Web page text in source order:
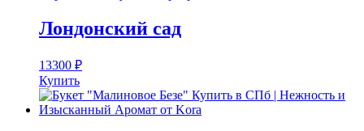
Лондонский сад
13300 ₽
Купить